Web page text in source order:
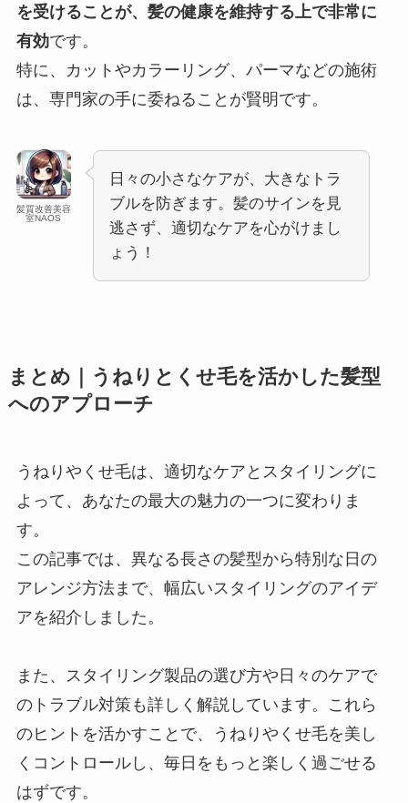
を受けることが、髪の健康を維持する上で非常に
有効です。
特に、カットやカラーリング、パーマなどの施術
は、専門家の手に委ねることが賢明です。
髪質改善美容
室NAOS
日々の小さなケアが、大きなトラ
ブルを防ぎます。髪のサインを見
逃さず、適切なケアを心がけまし
ょう！
まとめ｜うねりとくせ毛を活かした髪型
へのアプローチ
うねりやくせ毛は、適切なケアとスタイリングに
よって、あなたの最大の魅力の一つに変わりま
す。
この記事では、異なる長さの髪型から特別な日の
アレンジ方法まで、幅広いスタイリングのアイデ
アを紹介しました。
また、スタイリング製品の選び方や日々のケアで
のトラブル対策も詳しく解説しています。これら
のヒントを活かすことで、うねりやくせ毛を美し
くコントロールし、毎日をもっと楽しく過ごせる
はずです。